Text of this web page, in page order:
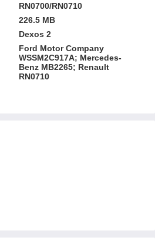
RN0700/RN0710
226.5 MB
Dexos 2
Ford Motor Company
WSSM2C917A; Mercedes-
Benz MB2265; Renault
RN0710